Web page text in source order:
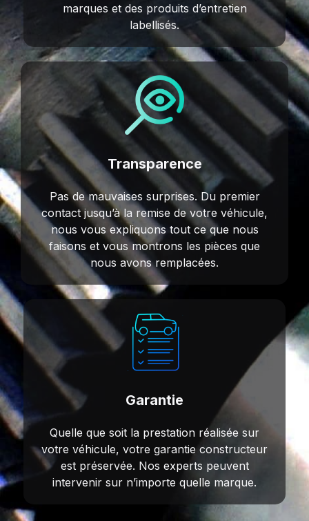
marques et des produits d’entretien
labellisés.
Transparence
Pas de mauvaises surprises. Du premier
contact jusqu’à la remise de votre véhicule,
nous vous expliquons tout ce que nous
faisons et vous montrons les pièces que
nous avons remplacées.
Garantie
Quelle que soit la prestation réalisée sur
votre véhicule, votre garantie constructeur
est préservée. Nos experts peuvent
intervenir sur n’importe quelle marque.